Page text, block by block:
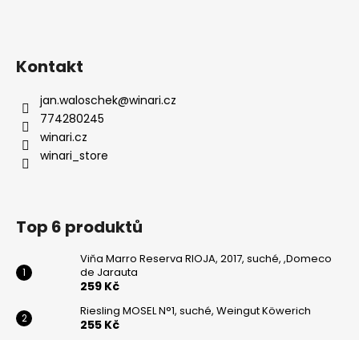
Kontakt
jan.waloschek@winari.cz
774280245
winari.cz
winari_store
Top 6 produktů
Viňa Marro Reserva RIOJA, 2017, suché, ,Domeco
de Jarauta
259 Kč
Riesling MOSEL N°1, suché, Weingut Köwerich
255 Kč